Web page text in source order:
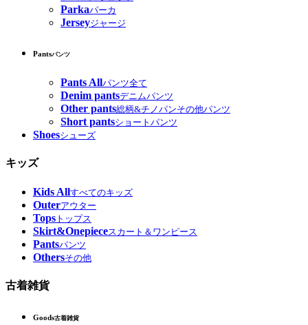
Parkaパーカ
Jerseyジャージ
Pantsパンツ
Pants Allパンツ全て
Denim pantsデニムパンツ
Other pants総柄&チノパンその他パンツ
Short pantsショートパンツ
Shoesシューズ
キッズ
Kids Allすべてのキッズ
Outerアウター
Tops トップス
Skirt&Onepieceスカート＆ワンピース
Pantsパンツ
Othersその他
古着雑貨
Goods古着雑貨